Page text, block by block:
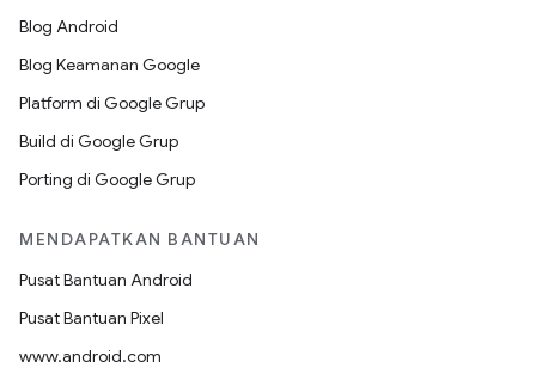
Blog Android
Blog Keamanan Google
Platform di Google Grup
Build di Google Grup
Porting di Google Grup
MENDAPATKAN BANTUAN
Pusat Bantuan Android
Pusat Bantuan Pixel
www.android.com